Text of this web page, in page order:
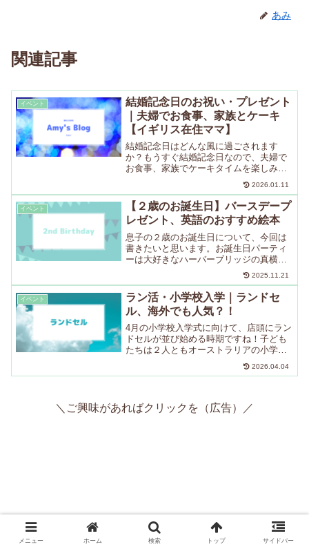
あみ
関連記事
イベント
結婚記念日のお祝い・プレゼント
｜夫婦でお食事、家族とケーキ
【イギリス在住ママ】
結婚記念日はどんな風に過ごされます
か？もうすぐ結婚記念日なので、夫婦で
お食事、家族でケーキタイムを楽しみた
いと思っています。プレゼントは家を快
適にするものをコロナの影響で自宅で過
ごす時間が長くなってきているので、自
宅をより快適にできるものが...
2026.01.11
イベント
【２歳のお誕生日】バースデープ
レゼント、英語のおすすめ絵本
息子の２歳のお誕生日について、今回は
書きたいと思います。お誕生日パーティ
ーは大好きなハーバーブリッジの真横の
公園でピクニックパーティーを開きまし
た。２歳のお誕生日大好きだったおもち
ゃおすすめの英語の絵本あみまずは、サ
イト運営者「あみ」の紹介...
2025.11.21
イベント
ラン活・小学校入学｜ランドセ
ル、海外でも人気？！
4月の小学校入学式に向けて、店頭にラン
ドセルが並び始める時期ですね！子ども
たちは２人ともオーストラリアの小学校
から小学校生活がスタートしましたが、
日本の小学校にもお世話になったので、
2026.04.04
＼ご興味があればクリックを（広告）／
メニュー ホーム 検索 トップ サイドバー